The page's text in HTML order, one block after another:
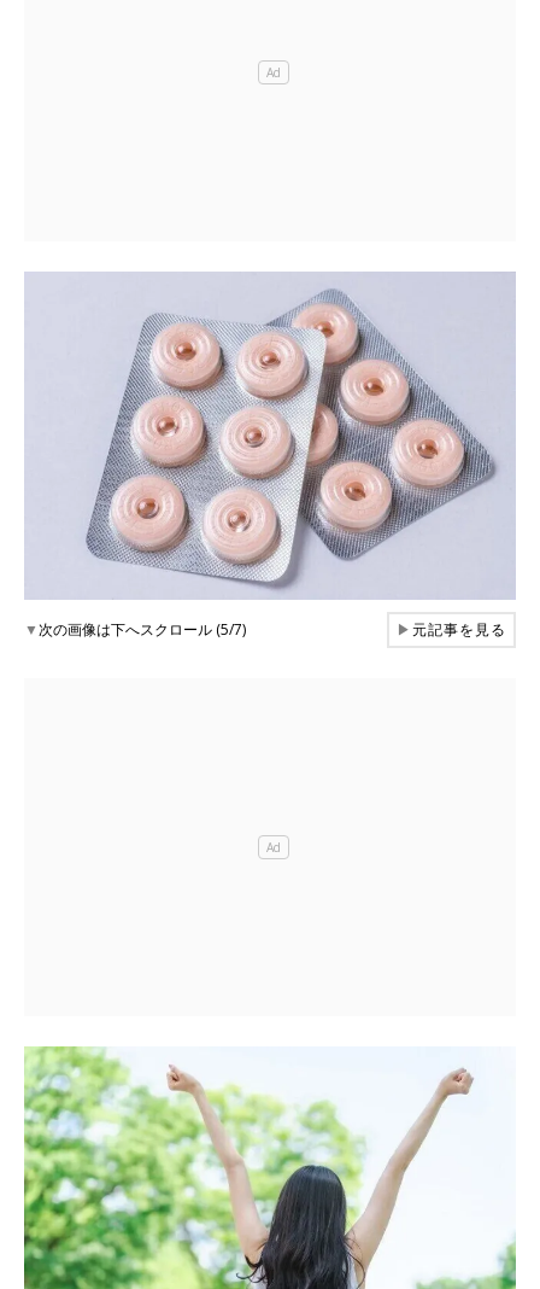
▼次の画像は下へスクロール (5/7) ▶元記事を見る